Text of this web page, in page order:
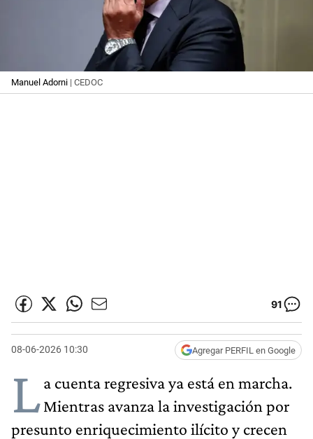
Manuel Adorni | CEDOC
91
08-06-2026 10:30 Agregar PERFIL en Google
La cuenta regresiva ya está en marcha.
Mientras avanza la investigación por
presunto enriquecimiento ilícito y crecen